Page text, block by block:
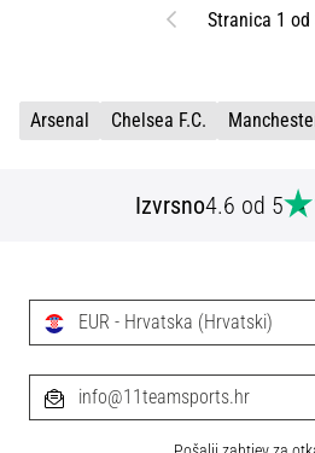
PrethodniStranica 1 od
Arsenal Chelsea F.C.
Izvrsno4.6 od 5
EUR - Hrvatska (Hrvatski)
info@11teamsports.hr